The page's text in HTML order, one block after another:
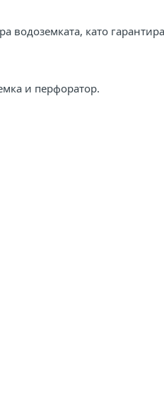
водоземката, като
и перфоратор.